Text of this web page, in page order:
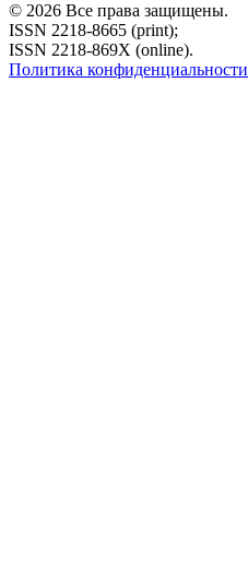
© 2026 Все права защищены.
ISSN 2218-8665 (print);
ISSN 2218-869X (online).
Политика конфиденциальности